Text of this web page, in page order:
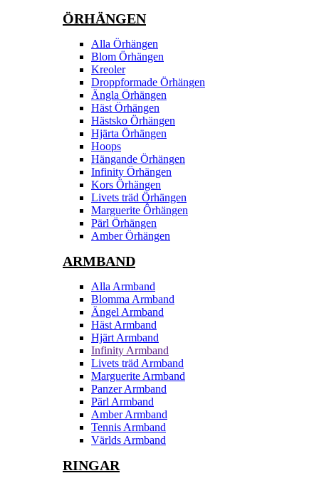
ÖRHÄNGEN
Alla Örhängen
Blom Örhängen
Kreoler
Droppformade Örhängen
Ängla Örhängen
Häst Örhängen
Hästsko Örhängen
Hjärta Örhängen
Hoops
Hängande Örhängen
Infinity Örhängen
Kors Örhängen
Livets träd Örhängen
Marguerite Ôrhängen
Pärl Örhängen
Amber Örhängen
ARMBAND
Alla Armband
Blomma Armband
Ängel Armband
Häst Armband
Hjärt Armband
Infinity Armband
Livets träd Armband
Marguerite Armband
Panzer Armband
Pärl Armband
Amber Armband
Tennis Armband
Världs Armband
RINGAR